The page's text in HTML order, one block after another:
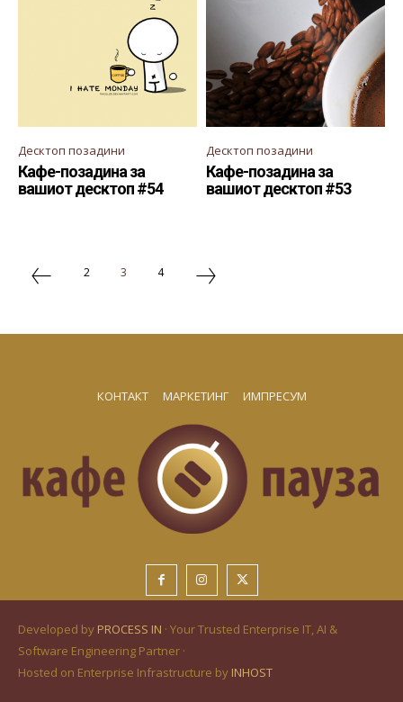
Десктоп позадини
Кафе-позадина за
вашиот десктоп #54
Десктоп позадини
Кафе-позадина за
вашиот десктоп #53
2 3 4
КОНТАКТ МАРКЕТИНГ ИМПРЕСУМ
Developed by PROCESS IN · Your Trusted Enterprise IT, AI &
Software Engineering Partner ·
Hosted on Enterprise Infrastructure by INHOST